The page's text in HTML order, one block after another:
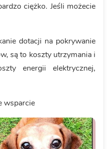
ciężko. Jeśli możecie
dotacji na pokrywanie
są to koszty utrzymania i
energii elektrycznej,
wsparcie